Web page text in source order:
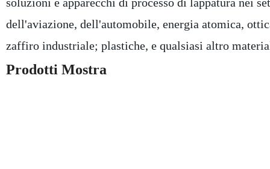
dell'aviazione, dell'automobile, energia atomica,
zaffiro industriale; plastiche, e qualsiasi altro
Prodotti Mostra